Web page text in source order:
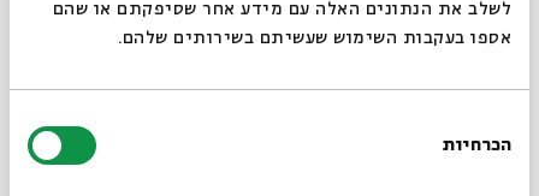
לשלב את הנתונים האלה עם מידע אחר שסיפקתם או שהם
אספו בעקבות השימוש שעשיתם בשירותים שלהם.
הסכמה
הכרחיות